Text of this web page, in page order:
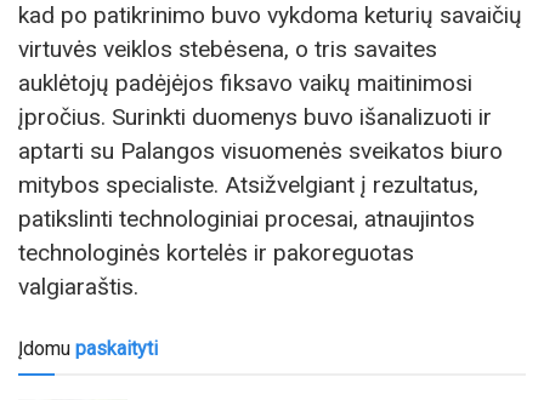
kad po patikrinimo buvo vykdoma keturių savaičių
virtuvės veiklos stebėsena, o tris savaites
auklėtojų padėjėjos fiksavo vaikų maitinimosi
įpročius. Surinkti duomenys buvo išanalizuoti ir
aptarti su Palangos visuomenės sveikatos biuro
mitybos specialiste. Atsižvelgiant į rezultatus,
patikslinti technologiniai procesai, atnaujintos
technologinės kortelės ir pakoreguotas
valgiaraštis.
Įdomu paskaityti